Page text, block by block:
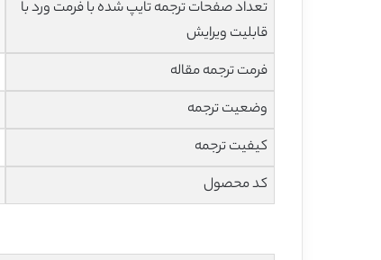
تعداد صفحات ترجمه تایپ شده با فرمت ورد با
قابلیت ویرایش
فرمت ترجمه مقاله
وضعیت ترجمه
کیفیت ترجمه
کد محصول